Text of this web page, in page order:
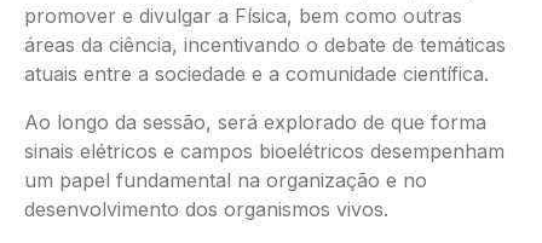
promover e divulgar a Física, bem como outras
áreas da ciência, incentivando o debate de temáticas
atuais entre a sociedade e a comunidade científica.
Ao longo da sessão, será explorado de que forma
sinais elétricos e campos bioelétricos desempenham
um papel fundamental na organização e no
desenvolvimento dos organismos vivos.